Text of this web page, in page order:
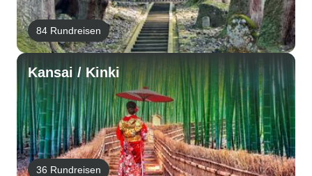
84 Rundreisen
Kansai / Kinki
36 Rundreisen